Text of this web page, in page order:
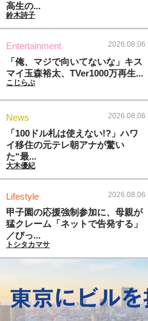
高生の...
鈴木詩子
Entertainment 2026.08.06
「俺、マジで向いてないな」キス
マイ玉森裕太、TVer1000万再生...
こじらぶ
News 2026.08.06
「100ドル札は使えない!?」ハワ
イ移住の元テレ朝アナが驚い
た“最...
大木優紀
Lifestyle 2026.08.06
甲子園の応援強制参加に、母親が
猛クレーム「ネットで告発する」
／びっ...
トシタカマサ